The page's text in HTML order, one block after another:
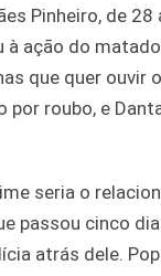
Pinheiro, de
ação do
que quer ouvir
por roubo, e
seria o
passou cinco
atrás dele.